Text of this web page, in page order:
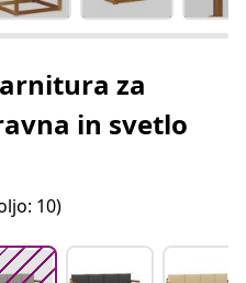
za
in svetlo
10)